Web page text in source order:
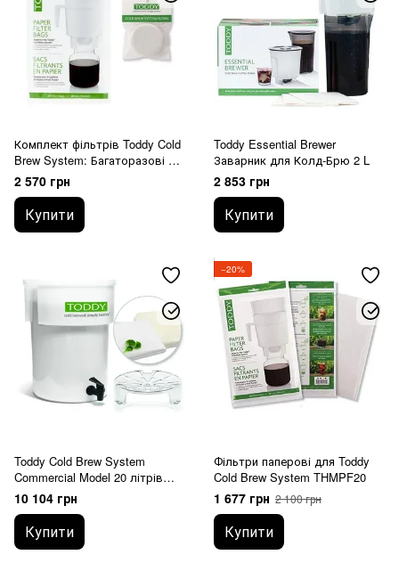
Комплект фільтрів Toddy Cold
Brew System: Багаторазові та
Одноразові для 2 Літрів
2 570 грн
Купити
Toddy Essential Brewer
Заварник для Колд-Брю 2 L
2 853 грн
Купити
Toddy Cold Brew System
Commercial Model 20 літрів
CMLTCM
10 104 грн
Купити
−20%
Фільтри паперові для Toddy
Cold Brew System THMPF20
1 677 грн 2 100 грн
Купити